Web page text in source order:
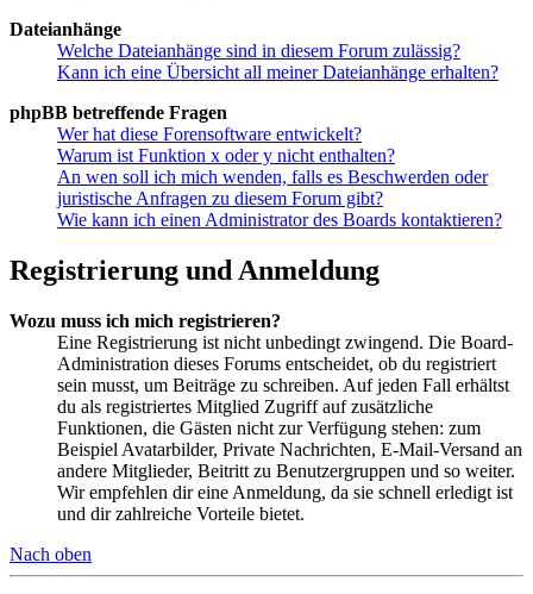
Dateianhänge
Welche Dateianhänge sind in diesem Forum zulässig?
Kann ich eine Übersicht all meiner Dateianhänge erhalten?
phpBB betreffende Fragen
Wer hat diese Forensoftware entwickelt?
Warum ist Funktion x oder y nicht enthalten?
An wen soll ich mich wenden, falls es Beschwerden oder
juristische Anfragen zu diesem Forum gibt?
Wie kann ich einen Administrator des Boards kontaktieren?
Registrierung und Anmeldung
Wozu muss ich mich registrieren?
Eine Registrierung ist nicht unbedingt zwingend. Die Board-
Administration dieses Forums entscheidet, ob du registriert
sein musst, um Beiträge zu schreiben. Auf jeden Fall erhältst
du als registriertes Mitglied Zugriff auf zusätzliche
Funktionen, die Gästen nicht zur Verfügung stehen: zum
Beispiel Avatarbilder, Private Nachrichten, E-Mail-Versand an
andere Mitglieder, Beitritt zu Benutzergruppen und so weiter.
Wir empfehlen dir eine Anmeldung, da sie schnell erledigt ist
und dir zahlreiche Vorteile bietet.
Nach oben